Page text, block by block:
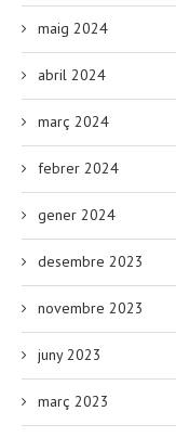
maig 2024
abril 2024
març 2024
febrer 2024
gener 2024
desembre 2023
novembre 2023
juny 2023
març 2023